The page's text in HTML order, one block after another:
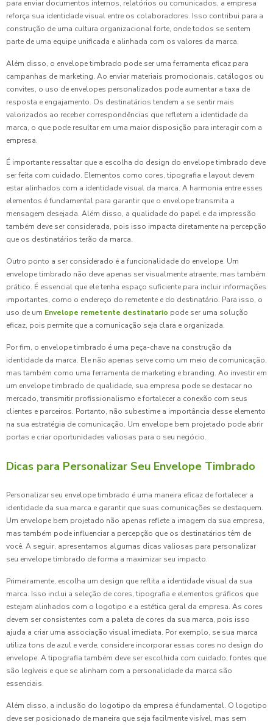
para enviar documentos internos, relatórios ou comunicados, a empresa
reforça sua identidade visual entre os colaboradores. Isso contribui para a
construção de uma cultura organizacional forte, onde todos se sentem
parte de uma equipe unificada e alinhada com os valores da marca.
Além disso, o envelope timbrado pode ser uma ferramenta eficaz para
campanhas de marketing. Ao enviar materiais promocionais, catálogos ou
convites, o uso de envelopes personalizados pode aumentar a taxa de
resposta e engajamento. Os destinatários tendem a se sentir mais
valorizados ao receber correspondências que refletem a identidade da
marca, o que pode resultar em uma maior disposição para interagir com a
empresa.
É importante ressaltar que a escolha do design do envelope timbrado deve
ser feita com cuidado. Elementos como cores, tipografia e layout devem
estar alinhados com a identidade visual da marca. A harmonia entre esses
elementos é fundamental para garantir que o envelope transmita a
mensagem desejada. Além disso, a qualidade do papel e da impressão
também deve ser considerada, pois isso impacta diretamente na percepção
que os destinatários terão da marca.
Outro ponto a ser considerado é a funcionalidade do envelope. Um
envelope timbrado não deve apenas ser visualmente atraente, mas também
prático. É essencial que ele tenha espaço suficiente para incluir informações
importantes, como o endereço do remetente e do destinatário. Para isso, o
uso de um Envelope remetente destinatario pode ser uma solução
eficaz, pois permite que a comunicação seja clara e organizada.
Por fim, o envelope timbrado é uma peça-chave na construção da
identidade da marca. Ele não apenas serve como um meio de comunicação,
mas também como uma ferramenta de marketing e branding. Ao investir em
um envelope timbrado de qualidade, sua empresa pode se destacar no
mercado, transmitir profissionalismo e fortalecer a conexão com seus
clientes e parceiros. Portanto, não subestime a importância desse elemento
na sua estratégia de comunicação. Um envelope bem projetado pode abrir
portas e criar oportunidades valiosas para o seu negócio.
Dicas para Personalizar Seu Envelope Timbrado
Personalizar seu envelope timbrado é uma maneira eficaz de fortalecer a
identidade da sua marca e garantir que suas comunicações se destaquem.
Um envelope bem projetado não apenas reflete a imagem da sua empresa,
mas também pode influenciar a percepção que os destinatários têm de
você. A seguir, apresentamos algumas dicas valiosas para personalizar
seu envelope timbrado de forma a maximizar seu impacto.
Primeiramente, escolha um design que reflita a identidade visual da sua
marca. Isso inclui a seleção de cores, tipografia e elementos gráficos que
estejam alinhados com o logotipo e a estética geral da empresa. As cores
devem ser consistentes com a paleta de cores da sua marca, pois isso
ajuda a criar uma associação visual imediata. Por exemplo, se sua marca
utiliza tons de azul e verde, considere incorporar essas cores no design do
envelope. A tipografia também deve ser escolhida com cuidado; fontes que
são legíveis e que se alinham com a personalidade da marca são
essenciais.
Além disso, a inclusão do logotipo da empresa é fundamental. O logotipo
deve ser posicionado de maneira que seja facilmente visível, mas sem